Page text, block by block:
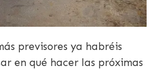
previsores ya habréis
en qué hacer las próximas